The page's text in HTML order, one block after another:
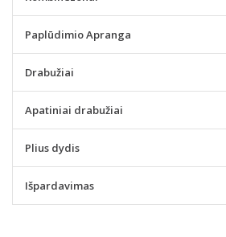
Paplūdimio Apranga
Drabužiai
Apatiniai drabužiai
Plius dydis
Išpardavimas